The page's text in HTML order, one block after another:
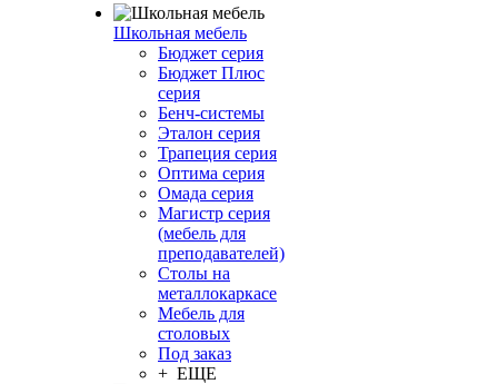
Школьная мебель
Бюджет серия
Бюджет Плюс
серия
Бенч-системы
Эталон серия
Трапеция серия
Оптима серия
Омада серия
Магистр серия
(мебель для
преподавателей)
Столы на
металлокаркасе
Мебель для
столовых
Под заказ
+ ЕЩЕ